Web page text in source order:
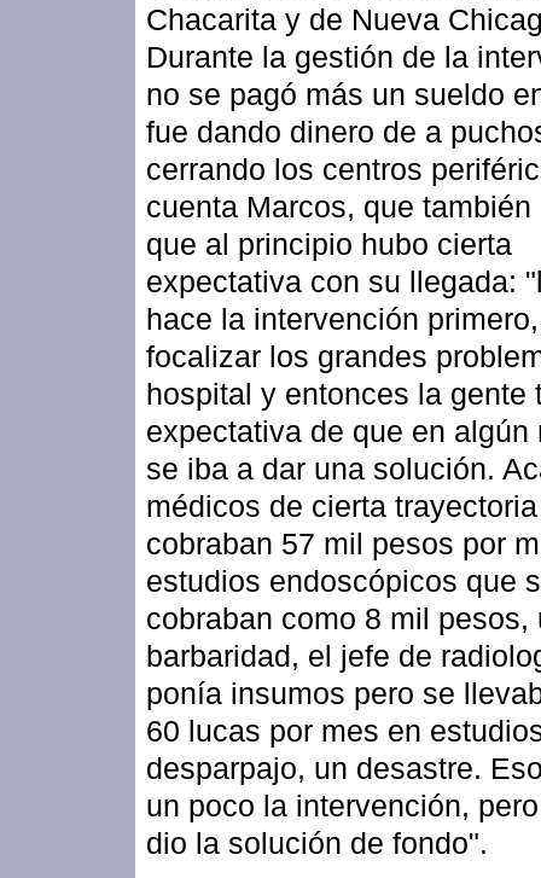
Chacarita y de Nueva
Durante la gestión de la
no se pagó más un sueldo
fue dando dinero de a
cerrando los centros
cuenta Marcos, que también
que al principio hubo cierta
expectativa con su llegada:
hace la intervención
focalizar los grandes
hospital y entonces la gente
expectativa de que en algún
se iba a dar una solución.
médicos de cierta
cobraban 57 mil pesos por
estudios endoscópicos que
cobraban como 8 mil pesos,
barbaridad, el jefe de
ponía insumos pero se
60 lucas por mes en
desparpajo, un desastre.
un poco la intervención,
dio la solución de fondo".